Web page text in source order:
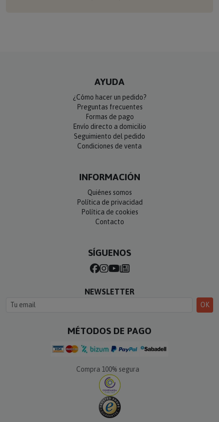
AYUDA
¿Cómo hacer un pedido?
Preguntas frecuentes
Formas de pago
Envío directo a domicilio
Seguimiento del pedido
Condiciones de venta
INFORMACIÓN
Quiénes somos
Política de privacidad
Política de cookies
Contacto
SÍGUENOS
NEWSLETTER
OK
MÉTODOS DE PAGO
Compra 100% segura